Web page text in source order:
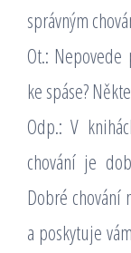
správným
Ot.:
ke spáse?
Odp.: V
chování je
Dobré
a poskytuje